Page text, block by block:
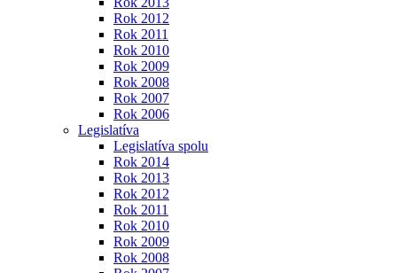
Rok 2012
Rok 2011
Rok 2010
Rok 2009
Rok 2008
Rok 2007
Rok 2006
Legislatíva
Legislatíva spolu
Rok 2014
Rok 2013
Rok 2012
Rok 2011
Rok 2010
Rok 2009
Rok 2008